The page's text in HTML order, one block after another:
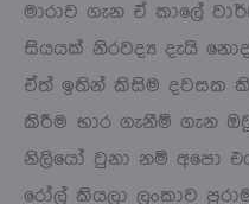
මාරාව ගැන ඒ කාලේ
සියයක් නිරවද්‍ය දැයි
ඒත් ඉතින් කිසිම දවසක
කිරීම භාර ගැනීම් ගැන
නිලියෝ වුනා නම් අපො
රෝල් කියලා ලංකාව